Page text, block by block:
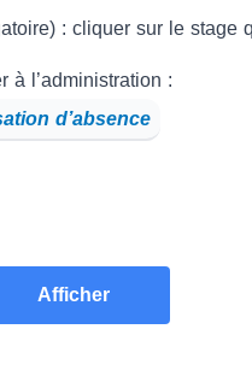
: cliquer sur le stage
à l’administration :
d’absence
Afficher